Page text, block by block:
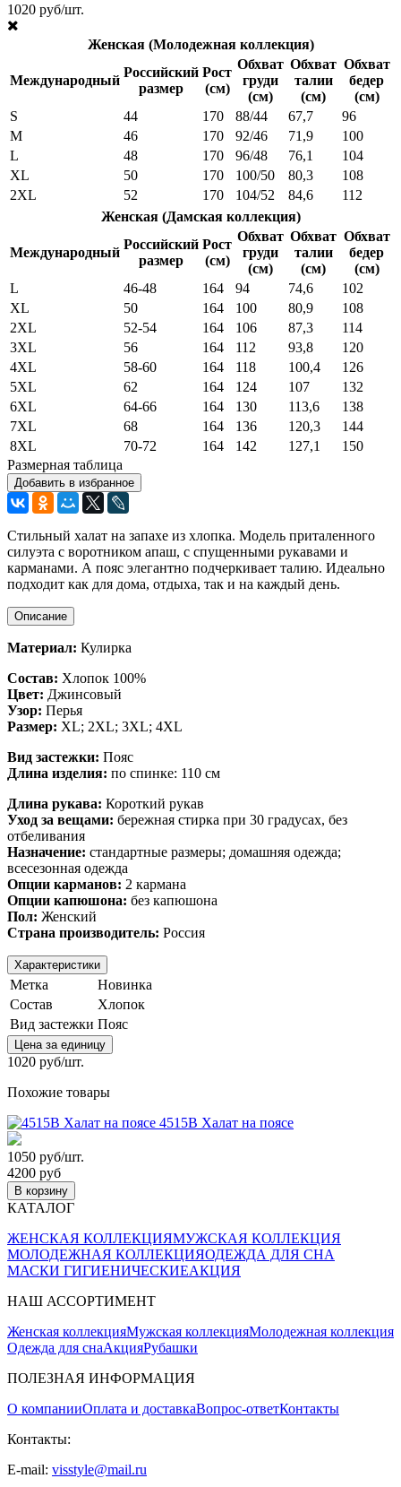
1020 руб/шт.
Женская (Молодежная коллекция)
Международный
Российский
размер
Рост
(см)
Обхват
груди
(см)
Обхват
талии
(см)
Обхват
бедер
(см)
S
44 170 88/44 67,7
96
M
46 170 92/46 71,9
100
L
48 170 96/48 76,1
104
XL
50 170 100/50 80,3
108
2XL
52 170 104/52 84,6
112
Женская (Дамская коллекция)
Международный
Российский
размер
Рост
(см)
Обхват
груди
(см)
Обхват
талии
(см)
Обхват
бедер
(см)
L
46-48 164 94 74,6
102
XL
50 164 100 80,9
108
2XL
52-54 164 106 87,3
114
3XL
56 164 112 93,8
120
4XL
58-60 164 118 100,4
126
5XL
62 164 124 107
132
6XL
64-66 164 130 113,6
138
7XL
68 164 136 120,3
144
8XL
70-72 164 142 127,1
150
Размерная таблица
Добавить в избранное
Стильный халат на запахе из хлопка. Модель приталенного
силуэта с воротником апаш, с спущенными рукавами и
карманами. А пояс элегантно подчеркивает талию. Идеально
подходит как для дома, отдыха, так и на каждый день.
Описание
Материал: Кулирка
Состав: Хлопок 100%
Цвет: Джинсовый
Узор: Перья
Размер: XL; 2XL; 3XL; 4XL
Вид застежки: Пояс
Длина изделия: по спинке: 110 см
Длина рукава: Короткий рукав
Уход за вещами: бережная стирка при 30 градусах, без
отбеливания
Назначение: стандартные размеры; домашняя одежда;
всесезонная одежда
Опции карманов: 2 кармана
Опции капюшона: без капюшона
Пол: Женский
Страна производитель: Россия
Характеристики
Метка
Новинка
Состав
Хлопок
Вид застежки Пояс
Цена за единицу
1020 руб/шт.
Похожие товары
4515В Халат на поясе
1050 руб/шт.
4200 руб
В корзину
КАТАЛОГ
ЖЕНСКАЯ КОЛЛЕКЦИЯМУЖСКАЯ КОЛЛЕКЦИЯ
МОЛОДЕЖНАЯ КОЛЛЕКЦИЯОДЕЖДА ДЛЯ СНА
МАСКИ ГИГИЕНИЧЕСКИЕАКЦИЯ
НАШ АССОРТИМЕНТ
Женская коллекцияМужская коллекцияМолодежная коллекция
Одежда для снаАкцияРубашки
ПОЛЕЗНАЯ ИНФОРМАЦИЯ
О компанииОплата и доставкаВопрос-ответКонтакты
Контакты:
E-mail: visstyle@mail.ru